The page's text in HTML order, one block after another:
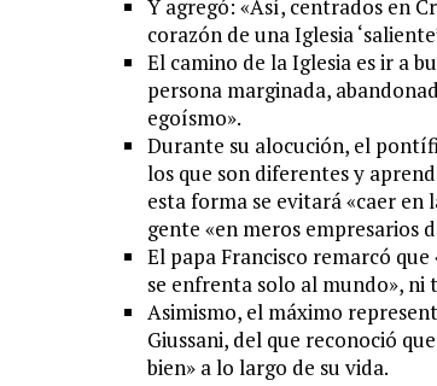
Y agregó: «Así, centrados en
corazón de una Iglesia
El camino de la Iglesia es ir a
persona marginada,
egoísmo».
Durante su alocución, el
los que son diferentes y
esta forma se evitará «caer
gente «en meros empresarios
El papa Francisco remarcó
se enfrenta solo al mundo», ni
Asimismo, el máximo
Giussani, del que reconoció
bien» a lo largo de su vida.